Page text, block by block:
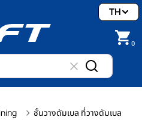
0
TH
ชั้นวางดัมเบล ที่วางดัมเบล